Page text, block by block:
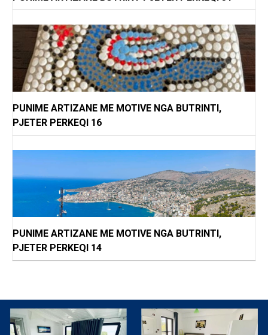
PUNIME ARTIZANE ME MOTIVE NGA BUTRINTI,
PJETER PERKEQI 16
PUNIME ARTIZANE ME MOTIVE NGA BUTRINTI,
PJETER PERKEQI 14